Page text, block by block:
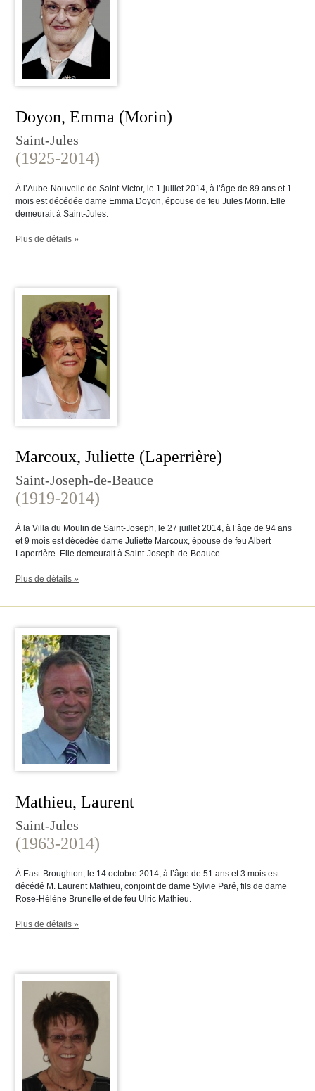
Doyon, Emma (Morin)
Saint-Jules
(1925-2014)
À l’Aube-Nouvelle de Saint-Victor, le 1 juillet 2014, à l’âge de 89 ans et 1
mois est décédée dame Emma Doyon, épouse de feu Jules Morin. Elle
demeurait à Saint-Jules.
Plus de détails »
Marcoux, Juliette (Laperrière)
Saint-Joseph-de-Beauce
(1919-2014)
À la Villa du Moulin de Saint-Joseph, le 27 juillet 2014, à l’âge de 94 ans
et 9 mois est décédée dame Juliette Marcoux, épouse de feu Albert
Laperrière. Elle demeurait à Saint-Joseph-de-Beauce.
Plus de détails »
Mathieu, Laurent
Saint-Jules
(1963-2014)
À East-Broughton, le 14 octobre 2014, à l’âge de 51 ans et 3 mois est
décédé M. Laurent Mathieu, conjoint de dame Sylvie Paré, fils de dame
Rose-Hélène Brunelle et de feu Ulric Mathieu.
Plus de détails »